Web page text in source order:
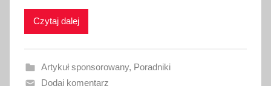
w
n
Czytaj dalej
Artykuł sponsorowany, Poradniki
Dodaj komentarz